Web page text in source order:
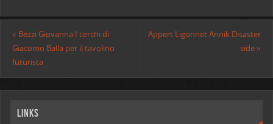
« Bezzi Giovanna I cerchi di
Giacomo Balla per il tavolino
futurista
Appert Ligonnet Annik Disaster
side»
Links